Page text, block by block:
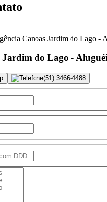
Jardim do Lago -
(51) 3466-4488